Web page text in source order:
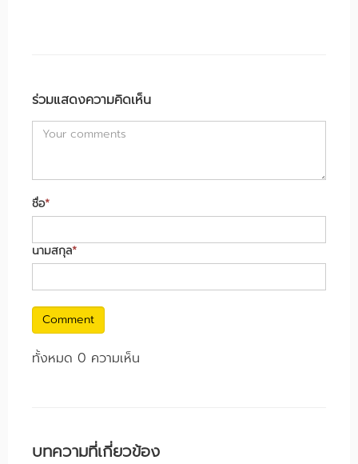
ร่วมแสดงความคิดเห็น
ชื่อ*
นามสกุล*
Comment
ทั้งหมด 0 ความเห็น
บทความที่เกี่ยวข้อง